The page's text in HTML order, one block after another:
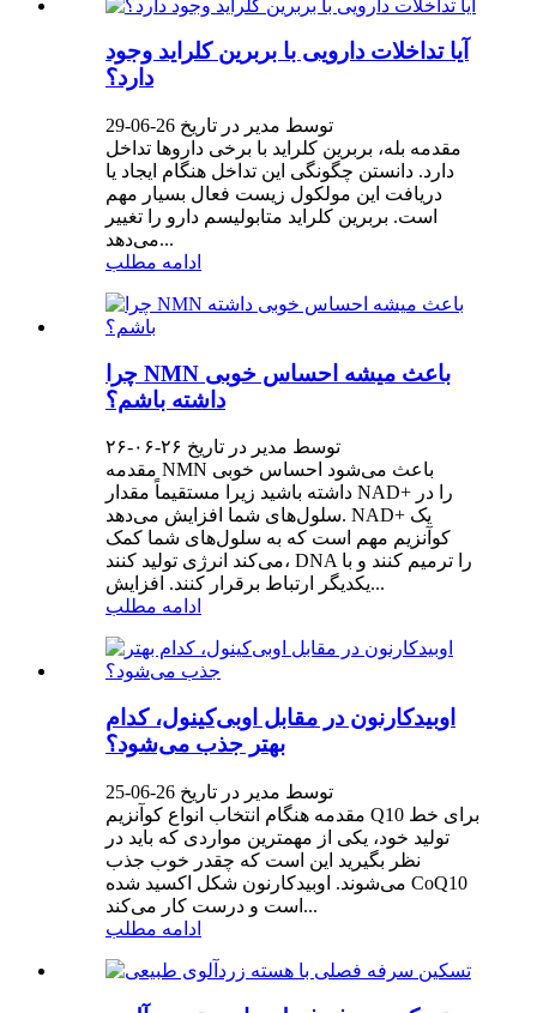
آیا تداخلات دارویی با بربرین کلراید وجود
دارد؟
توسط مدیر در تاریخ 26-06-29
مقدمه بله، بربرین کلراید با برخی داروها تداخل
دارد. دانستن چگونگی این تداخل هنگام ایجاد یا
دریافت این مولکول زیست فعال بسیار مهم
است. بربرین کلراید متابولیسم دارو را تغییر
می‌دهد...
ادامه مطلب
چرا NMN باعث میشه احساس خوبی
داشته باشم؟
توسط مدیر در تاریخ ۲۶-۰۶-۲۶
مقدمه NMN باعث می‌شود احساس خوبی
داشته باشید زیرا مستقیماً مقدار NAD+ را در
سلول‌های شما افزایش می‌دهد. NAD+ یک
کوآنزیم مهم است که به سلول‌های شما کمک
می‌کند انرژی تولید کنند، DNA را ترمیم کنند و با
یکدیگر ارتباط برقرار کنند. افزایش...
ادامه مطلب
اوبیدکارنون در مقابل اوبی‌کینول، کدام
بهتر جذب می‌شود؟
توسط مدیر در تاریخ 26-06-25
مقدمه هنگام انتخاب انواع کوآنزیم Q10 برای خط
تولید خود، یکی از مهمترین مواردی که باید در
نظر بگیرید این است که چقدر خوب جذب
می‌شوند. اوبیدکارنون شکل اکسید شده CoQ10
است و درست کار می‌کند...
ادامه مطلب